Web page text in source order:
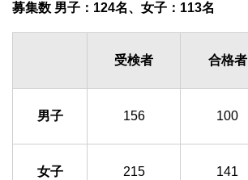
募集数 男子：124名、女子：113名
受検者 合格者
男子 156 100
女子 215 141